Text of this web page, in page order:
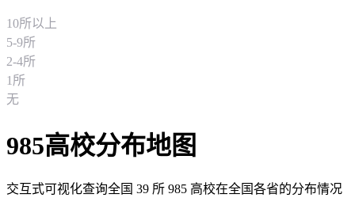
10所以上
5-9所
2-4所
1所
无
985高校分布地图
交互式可视化查询全国 39 所 985 高校在全国各省的分布情况